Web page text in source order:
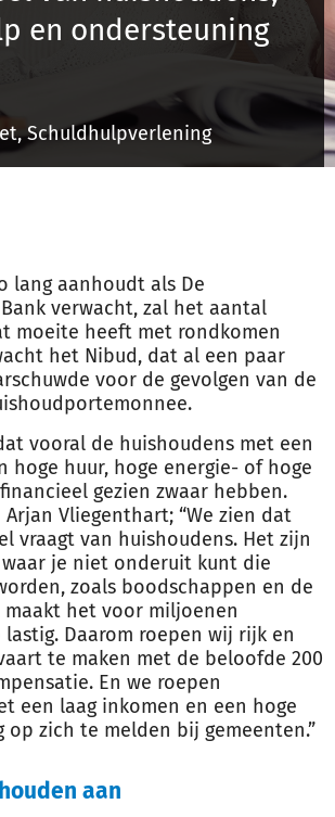
Registreren
en ondersteuning
Schuldhulpverlening
lang aanhoudt als De
verwacht, zal het aantal
moeite heeft met rondkomen
het Nibud, dat al een paar
voor de gevolgen van de
vooral de huishoudens met een
hoge huur, hoge energie- of hoge
gezien zwaar hebben.
Vliegenthart; “We zien dat
vraagt van huishoudens. Het zijn
je niet onderuit kunt die
zoals boodschappen en de
maakt het voor miljoenen
lastig. Daarom roepen wij rijk en
te maken met de beloofde 200
En we roepen
een laag inkomen en een hoge
op zich te melden bij gemeenten.”
aan